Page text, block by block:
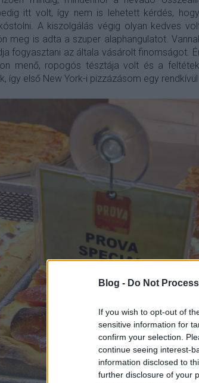
Blog - Do Not
If you wish to opt-out of
sensitive information for
confirm your selection.
continue seeing interest-
information disclosed to
further disclosure of your
itt volt, így nem is lehetett kérdés,
A kiszolgálás végig olyan kedves
meg is adta a szuper alaphangulatot.
fogyasztani az általa vásárolt finomságot.
menő, ropogós tésztája volt és a
így első New York-i pizzázásom egy